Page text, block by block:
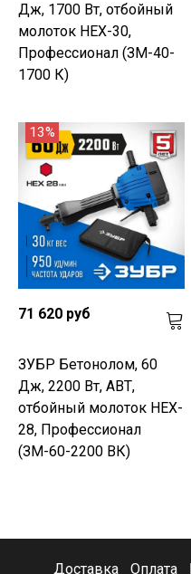
Дж, 1700 Вт, отбойный
молоток HEX-30,
Профессионал (ЗМ-40-
1700 К)
13%
71 620 руб
ЗУБР Бетонолом, 60
Дж, 2200 Вт, АВТ,
отбойный молоток HEX-
28, Профессионал
(ЗМ-60-2200 ВК)
Доставка Оплата